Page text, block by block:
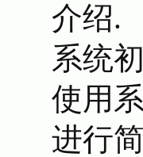
介绍.
系统
使用
进行